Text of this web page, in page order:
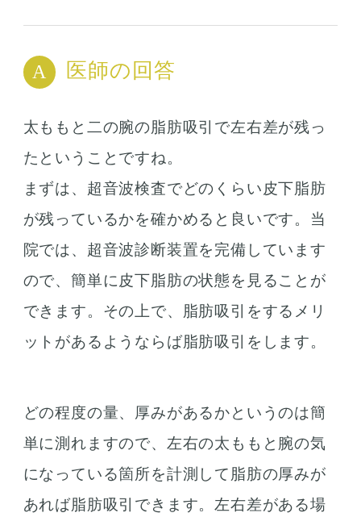
医師の回答
太ももと二の腕の脂肪吸引で左右差が残っ
たということですね。
まずは、超音波検査でどのくらい皮下脂肪
が残っているかを確かめると良いです。当
院では、超音波診断装置を完備しています
ので、簡単に皮下脂肪の状態を見ることが
できます。その上で、脂肪吸引をするメリ
ットがあるようならば脂肪吸引をします。
どの程度の量、厚みがあるかというのは簡
単に測れますので、左右の太ももと腕の気
になっている箇所を計測して脂肪の厚みが
あれば脂肪吸引できます。左右差がある場